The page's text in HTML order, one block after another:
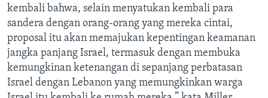
kembali bahwa, selain menyatukan kembali para
sandera dengan orang-orang yang mereka cintai,
proposal itu akan memajukan kepentingan keamanan
jangka panjang Israel, termasuk dengan membuka
kemungkinan ketenangan di sepanjang perbatasan
Israel dengan Lebanon yang memungkinkan warga